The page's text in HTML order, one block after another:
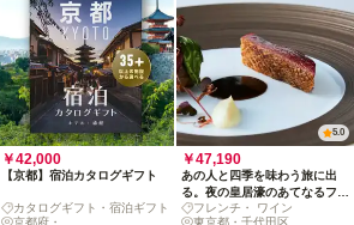
￥42,000
【京都】宿泊カタログギフト
カタログギフト・宿泊ギフト
京都府・
5.0
￥47,190
あの人と四季を味わう旅に出
る。夜の皇居濠のあてなるフレ
ンチディナー
フレンチ・ ワイン
東京都・千代田区